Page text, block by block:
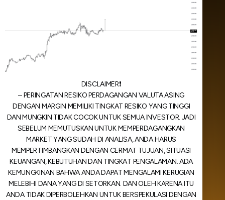
DISCLAIMER❗️
– PERINGATAN RESIKO PERDAGANGAN VALUTA ASING
DENGAN MARGIN MEMILIKI TINGKAT RESIKO YANG TINGGI
DAN MUNGKIN TIDAK COCOK UNTUK SEMUA INVESTOR. JADI
SEBELUM MEMUTUSKAN UNTUK MEMPERDAGANGKAN
MARKET YANG SUDAH DI ANALISA, ANDA HARUS
MEMPERTIMBANGKAN DENGAN CERMAT TUJUAN, SITUASI
KEUANGAN, KEBUTUHAN DAN TINGKAT PENGALAMAN. ADA
KEMUNGKINAN BAHWA ANDA DAPAT MENGALAMI KERUGIAN
MELEBIHI DANA YANG DI SETORKAN. DAN OLEH KARENA ITU
ANDA TIDAK DIPERBOLEHKAN UNTUK BERSPEKULASI DENGAN